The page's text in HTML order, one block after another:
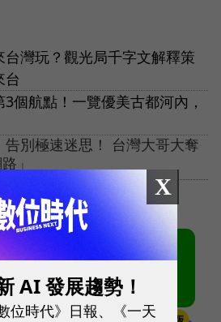
灣玩？觀光局千字文解釋策
台
個航點！一覽優美古都河內，
告別極速迷思！ 台灣大哥大奪
」
X
AI 發展趨勢！
位時代》日報、《一天